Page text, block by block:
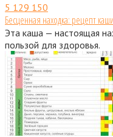
5 129 150
Бесценная находка: рецепт
Эта каша — настоящая
пользой для здоровья.